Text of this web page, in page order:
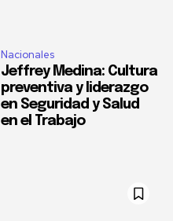
Nacionales
Jeffrey Medina: Cultura
preventiva y liderazgo
en Seguridad y Salud
en el Trabajo